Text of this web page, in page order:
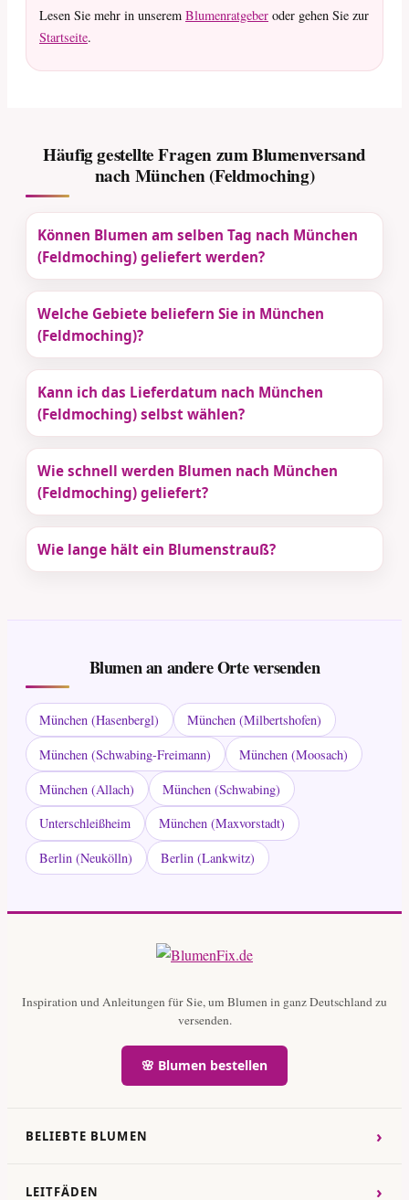
Lesen Sie mehr in unserem Blumenratgeber oder gehen Sie zur
Startseite.
Häufig gestellte Fragen zum Blumenversand
nach München (Feldmoching)
Können Blumen am selben Tag nach München
(Feldmoching) geliefert werden?
Welche Gebiete beliefern Sie in München
(Feldmoching)?
Kann ich das Lieferdatum nach München
(Feldmoching) selbst wählen?
Wie schnell werden Blumen nach München
(Feldmoching) geliefert?
Wie lange hält ein Blumenstrauß?
Blumen an andere Orte versenden
München (Hasenbergl)
München (Milbertshofen)
München (Schwabing-Freimann)
München (Moosach)
München (Allach)
München (Schwabing)
Unterschleißheim
München (Maxvorstadt)
Berlin (Neukölln)
Berlin (Lankwitz)
Inspiration und Anleitungen für Sie, um Blumen in ganz Deutschland zu
versenden.
🌸 Blumen bestellen
BELIEBTE BLUMEN ›
LEITFÄDEN ›